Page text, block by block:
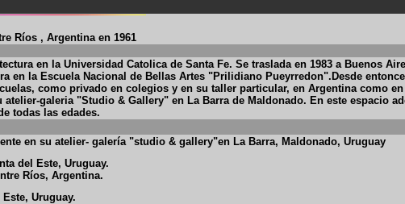
Ríos , Argentina en 1961
en la Universidad Catolica de Santa Fe. Se traslada en 1983 a Buenos
en la Escuela Nacional de Bellas Artes "Prilidiano Pueyrredon".Desde
como privado en colegios y en su taller particular, en Argentina como
atelier-galeria "Studio & Gallery" en La Barra de Maldonado. En este espacio
todas las edades.
en su atelier- galería "studio & gallery"en La Barra, Maldonado, Uruguay
del Este, Uruguay.
Ríos, Argentina.
Uruguay.